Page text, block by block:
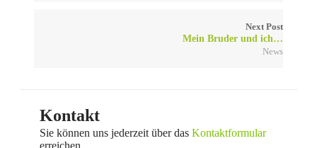
Next Post
Mein Bruder und ich…
News
Kontakt
Sie können uns jederzeit über das Kontaktformular
erreichen.